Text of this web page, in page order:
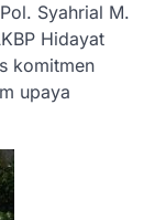
Syahrial M.
Hidayat
komitmen
upaya